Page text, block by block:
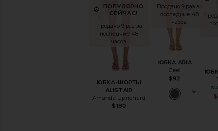
ПОПУЛЯРНО
СЕЙЧАС!
Продано 9 раз за
последние 48
часов
ЮБКА-ШОРТЫ
ALISTAIR
Amanda Uprichard
$180
Продано 9 раз за
последние 48
часов
ЮБКА ARIA
Geel
$92